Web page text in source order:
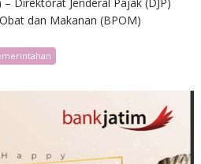
dan Makanan (BPOM)